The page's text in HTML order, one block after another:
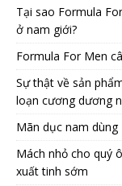
Tại sao Formula
ở nam giới?
Formula For Men
Sự thật về sản
loạn cương dương
Mãn dục nam
Mách nhỏ cho quý
xuất tinh sớm